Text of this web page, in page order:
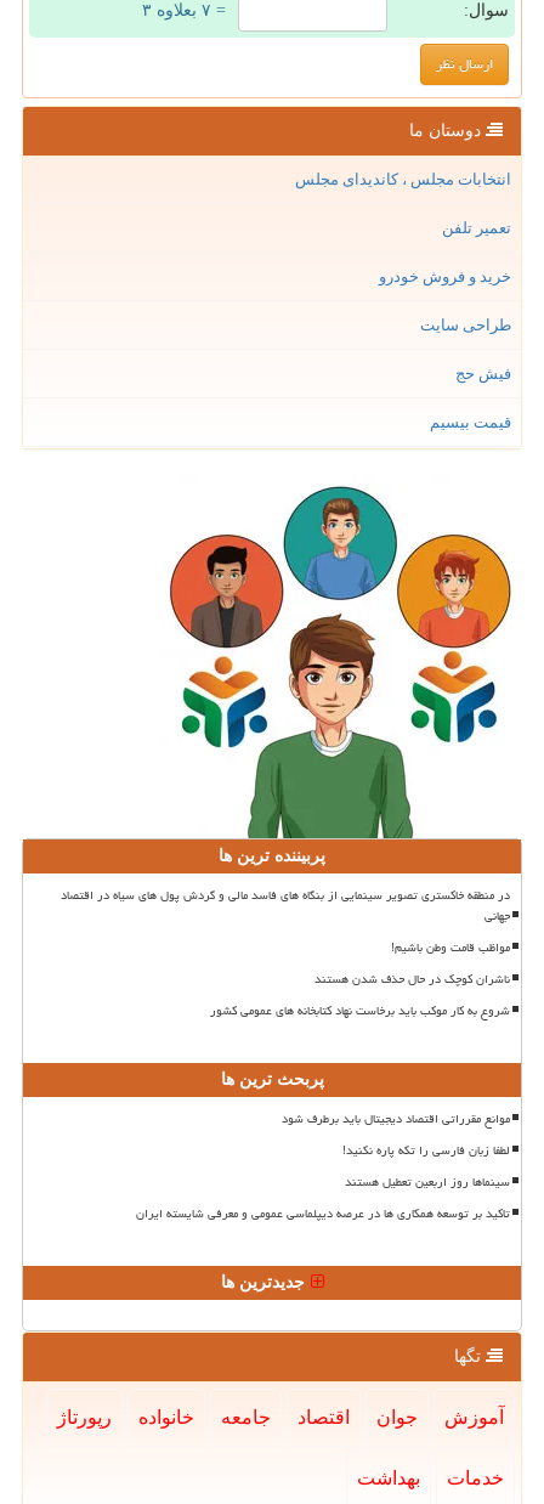
سوال: = ۷ بعلاوه ۳
دوستان ما
انتخابات مجلس ، کاندیدای مجلس
تعمیر تلفن
خرید و فروش خودرو
طراحی سایت
فیش حج
قیمت بیسیم
پربیننده ترین ها
در منطقه خاکستری تصویر سینمایی از بنگاه های فاسد مالی و گردش پول های سیاه در اقتصاد
جهانی
مواظب قامت وطن باشیم!
ناشران کوچک در حال حذف شدن هستند
شروع به کار موکب باید برخاست نهاد کتابخانه های عمومی کشور
پربحث ترین ها
موانع مقرراتی اقتصاد دیجیتال باید برطرف شود
لطفا زبان فارسی را تکه پاره نکنید!
سینماها روز اربعین تعطیل هستند
تاکید بر توسعه همکاری ها در عرصه دیپلماسی عمومی و معرفی شایسته ایران
جدیدترین ها
تگها
آموزش جوان اقتصاد جامعه خانواده رپورتاژ
خدمات بهداشت